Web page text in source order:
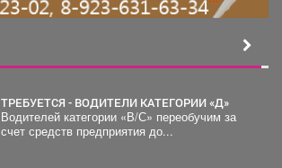
ТРЕБУЕТСЯ - ВОДИТЕЛИ КАТЕГОРИИ «Д»
Водителей категории «В/С» переобучим за
счет средств предприятия до...